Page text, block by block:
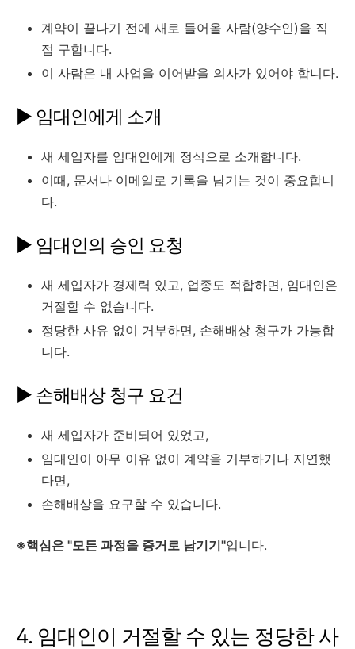
계약이 끝나기 전에 새로 들어올 사람(양수인)을 직
접 구합니다.
이 사람은 내 사업을 이어받을 의사가 있어야 합니다.
▶ 임대인에게 소개
새 세입자를 임대인에게 정식으로 소개합니다.
이때, 문서나 이메일로 기록을 남기는 것이 중요합니
다.
▶ 임대인의 승인 요청
새 세입자가 경제력 있고, 업종도 적합하면, 임대인은
거절할 수 없습니다.
정당한 사유 없이 거부하면, 손해배상 청구가 가능합
니다.
▶ 손해배상 청구 요건
새 세입자가 준비되어 있었고,
임대인이 아무 이유 없이 계약을 거부하거나 지연했
다면,
손해배상을 요구할 수 있습니다.
※핵심은 "모든 과정을 증거로 남기기"입니다.
4. 임대인이 거절할 수 있는 정당한 사